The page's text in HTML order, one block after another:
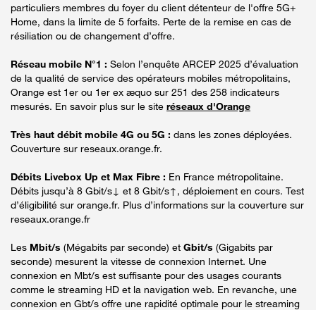
particuliers membres du foyer du client détenteur de l'offre 5G+
Home, dans la limite de 5 forfaits. Perte de la remise en cas de
résiliation ou de changement d’offre.
Réseau mobile N°1 : Selon l’enquête ARCEP 2025 d’évaluation
de la qualité de service des opérateurs mobiles métropolitains,
Orange est 1er ou 1er ex æquo sur 251 des 258 indicateurs
mesurés. En savoir plus sur le site réseaux d'Orange
Très haut débit mobile 4G ou 5G : dans les zones déployées.
Couverture sur reseaux.orange.fr.
Débits Livebox Up et Max Fibre : En France métropolitaine.
Débits jusqu’à 8 Gbit/s↓ et 8 Gbit/s↑, déploiement en cours. Test
d’éligibilité sur orange.fr. Plus d’informations sur la couverture sur
reseaux.orange.fr
Les Mbit/s (Mégabits par seconde) et Gbit/s (Gigabits par
seconde) mesurent la vitesse de connexion Internet. Une
connexion en Mbt/s est suffisante pour des usages courants
comme le streaming HD et la navigation web. En revanche, une
connexion en Gbt/s offre une rapidité optimale pour le streaming